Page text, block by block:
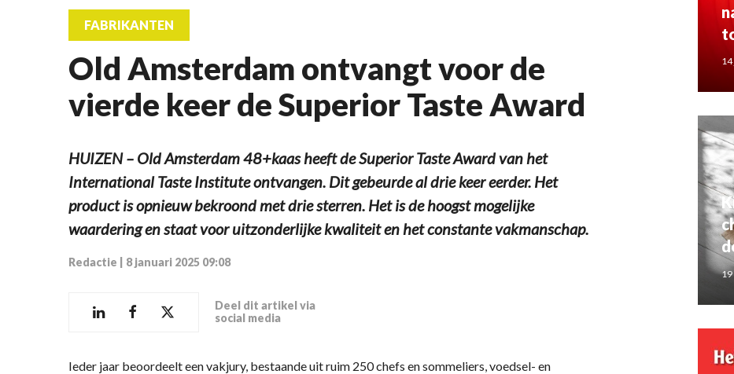
FABRIKANTEN
Old Amsterdam ontvangt voor de
vierde keer de Superior Taste Award
HUIZEN – Old Amsterdam 48+kaas heeft de Superior Taste Award van het
International Taste Institute ontvangen. Dit gebeurde al drie keer eerder. Het
product is opnieuw bekroond met drie sterren. Het is de hoogst mogelijke
waardering en staat voor uitzonderlijke kwaliteit en het constante vakmanschap.
Redactie 8 januari 2025 09:08
Deel dit artikel via
social media
Ieder jaar beoordeelt een vakjury, bestaande uit ruim 250 chefs en sommeliers, voedsel- en
19